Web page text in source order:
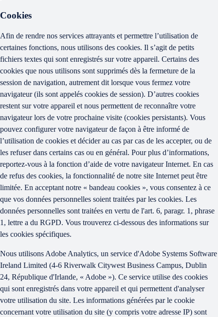
Cookies
Afin de rendre nos services attrayants et permettre l’utilisation de
certaines fonctions, nous utilisons des cookies. Il s’agit de petits
fichiers textes qui sont enregistrés sur votre appareil. Certains des
cookies que nous utilisons sont supprimés dès la fermeture de la
session de navigation, autrement dit lorsque vous fermez votre
navigateur (ils sont appelés cookies de session). D’autres cookies
restent sur votre appareil et nous permettent de reconnaître votre
navigateur lors de votre prochaine visite (cookies persistants). Vous
pouvez configurer votre navigateur de façon à être informé de
l’utilisation de cookies et décider au cas par cas de les accepter, ou de
les refuser dans certains cas ou en général. Pour plus d’informations,
reportez-vous à la fonction d’aide de votre navigateur Internet. En cas
de refus des cookies, la fonctionnalité de notre site Internet peut être
limitée. En acceptant notre « bandeau cookies », vous consentez à ce
que vos données personnelles soient traitées par les cookies. Les
données personnelles sont traitées en vertu de l'art. 6, paragr. 1, phrase
1, lettre a du RGPD. Vous trouverez ci-dessous des informations sur
les cookies spécifiques.
Nous utilisons Adobe Analytics, un service d'Adobe Systems Software
Ireland Limited (4-6 Riverwalk Citywest Business Campus, Dublin
24, République d'Irlande, « Adobe »). Ce service utilise des cookies
qui sont enregistrés dans votre appareil et qui permettent d'analyser
votre utilisation du site. Les informations générées par le cookie
concernant votre utilisation du site (y compris votre adresse IP) sont